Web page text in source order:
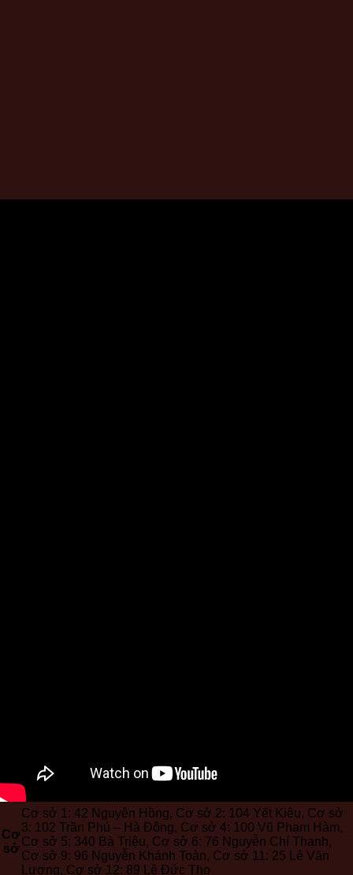
Cơ
sở
Cơ sở 1: 42 Nguyên Hồng, Cơ sở 2: 104 Yết Kiêu, Cơ sở
3: 102 Trần Phú – Hà Đông, Cơ sở 4: 100 Vũ Phạm Hàm,
Cơ sở 5: 340 Bà Triệu, Cơ sở 6: 76 Nguyễn Chí Thanh,
Cơ sở 9: 96 Nguyễn Khánh Toàn, Cơ sở 11: 25 Lê Văn
Lương, Cơ sở 12: 89 Lê Đức Thọ